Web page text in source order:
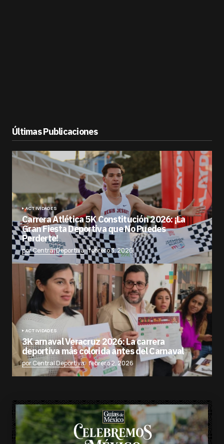
Últimas Publicaciones
ACTIVIDADES
Carrera Atlética 5K Constitución 2026: ¡La
Gran Fiesta Deportiva que No Puedes
Perderte!
por Central Deportiva febrero 3, 2026
ACTIVIDADES
3K arnaval Veracruz 2026: La carrera
deportiva más colorida antes del Carnaval
por Central Deportiva febrero 2, 2026